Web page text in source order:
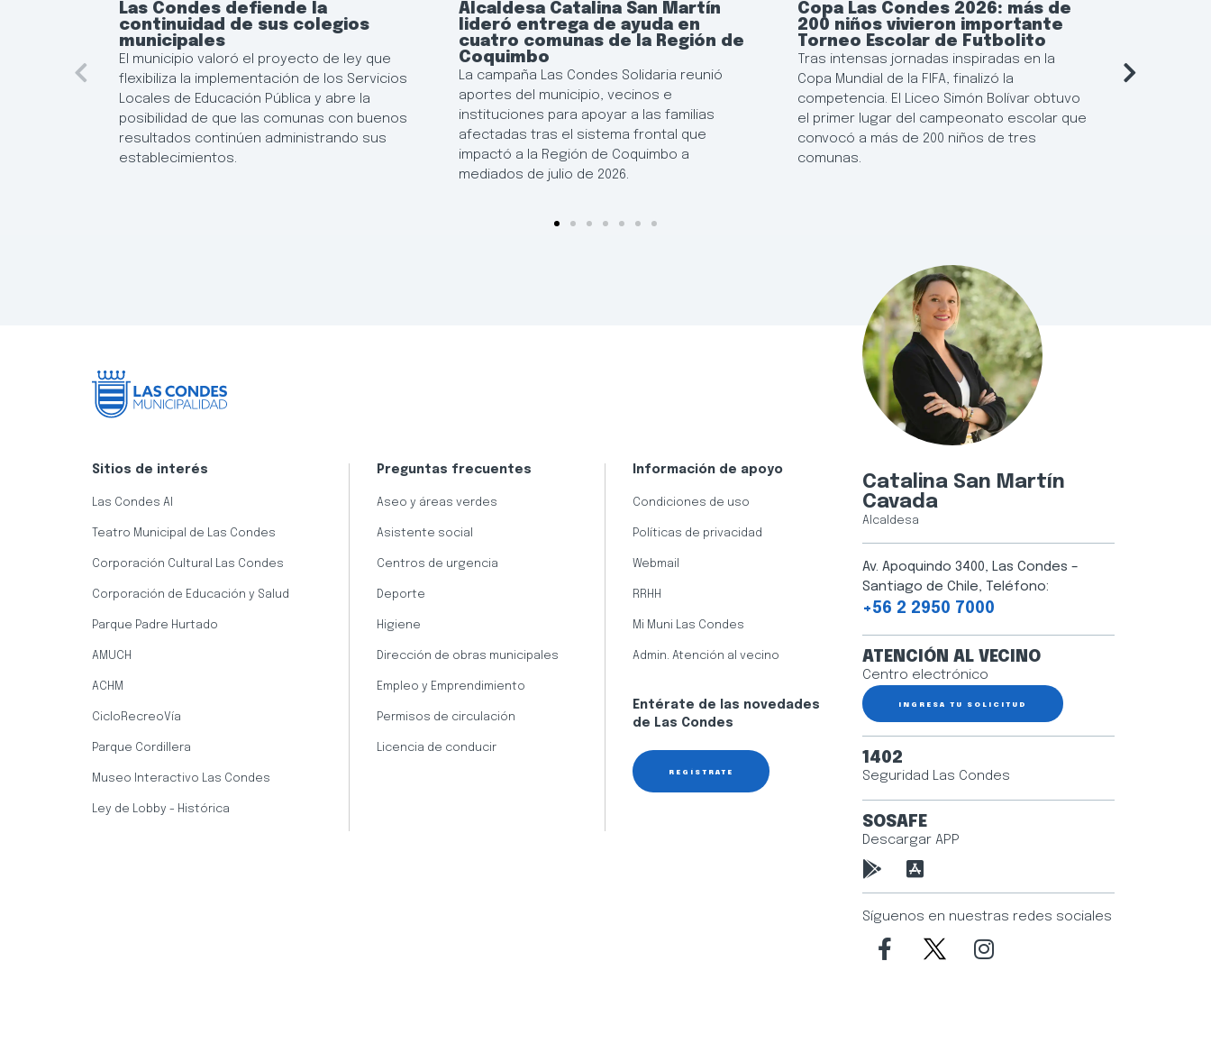
Las Condes defiende la
continuidad de sus colegios
municipales
El municipio valoró el proyecto de ley que
flexibiliza la implementación de los Servicios
Locales de Educación Pública y abre la
posibilidad de que las comunas con buenos
resultados continúen administrando sus
establecimientos.
Alcaldesa Catalina San Martín
lideró entrega de ayuda en
cuatro comunas de la Región de
Coquimbo
La campaña Las Condes Solidaria reunió
aportes del municipio, vecinos e
instituciones para apoyar a las familias
afectadas tras el sistema frontal que
impactó a la Región de Coquimbo a
mediados de julio de 2026.
Copa Las Condes 2026: más de
200 niños vivieron importante
Torneo Escolar de Futbolito
Tras intensas jornadas inspiradas en la
Copa Mundial de la FIFA, finalizó la
competencia. El Liceo Simón Bolívar obtuvo
el primer lugar del campeonato escolar que
convocó a más de 200 niños de tres
comunas.
Sitios de interés
Las Condes AI
Teatro Municipal de Las Condes
Corporación Cultural Las Condes
Corporación de Educación y Salud
Parque Padre Hurtado
AMUCH
ACHM
CicloRecreoVía
Parque Cordillera
Museo Interactivo Las Condes
Ley de Lobby - Histórica
Preguntas frecuentes
Aseo y áreas verdes
Asistente social
Centros de urgencia
Deporte
Higiene
Dirección de obras municipales
Empleo y Emprendimiento
Permisos de circulación
Licencia de conducir
Información de apoyo
Condiciones de uso
Políticas de privacidad
Webmail
RRHH
Mi Muni Las Condes
Admin. Atención al vecino
Entérate de las novedades
de Las Condes
REGÍSTRATE
Catalina San Martín
Cavada
Alcaldesa
Av. Apoquindo 3400, Las Condes –
Santiago de Chile, Teléfono:
+56 2 2950 7000
ATENCIÓN AL VECINO
Centro electrónico
INGRESA TU SOLICITUD
1402
Seguridad Las Condes
SOSAFE
Descargar APP
Síguenos en nuestras redes sociales